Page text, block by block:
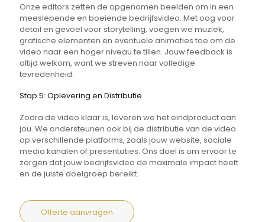
Onze editors zetten de opgenomen beelden om in een
meeslepende en boeiende bedrijfsvideo. Met oog voor
detail en gevoel voor storytelling, voegen we muziek,
grafische elementen en eventuele animaties toe om de
video naar een hoger niveau te tillen. Jouw feedback is
altijd welkom, want we streven naar volledige
tevredenheid.
Stap 5: Oplevering en Distributie
Zodra de video klaar is, leveren we het eindproduct aan
jou. We ondersteunen ook bij de distributie van de video
op verschillende platforms, zoals jouw website, sociale
media kanalen of presentaties. Ons doel is om ervoor te
zorgen dat jouw bedrijfsvideo de maximale impact heeft
en de juiste doelgroep bereikt.
Offerte aanvragen